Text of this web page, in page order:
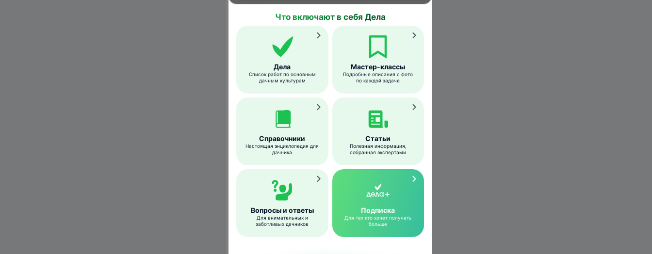
и плодах растений. Также можно заметить
липкие "дорожки" от слизи моллюсков.
Из-за отсутствия раковины вредители не
выдерживают прямых солнечных лучей и
высокой температуры воздуха, поэтому
днем вынуждены искать естественные
Что включают в себя Дела
Дела
Список работ по основным
дачным культурам
Мастер-классы
Подробные описания с фото
по каждой задаче
Справочники
Настоящая энциклопедия для
дачника
Статьи
Полезная информация,
собранная экспертами
Вопросы и ответы
Для внимательных и
заботливых дачников
Подписка
Для тех кто хочет получать
больше